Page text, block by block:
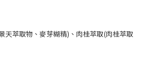
天萃取物、麥芽糊精)、肉桂萃取(肉桂萃取